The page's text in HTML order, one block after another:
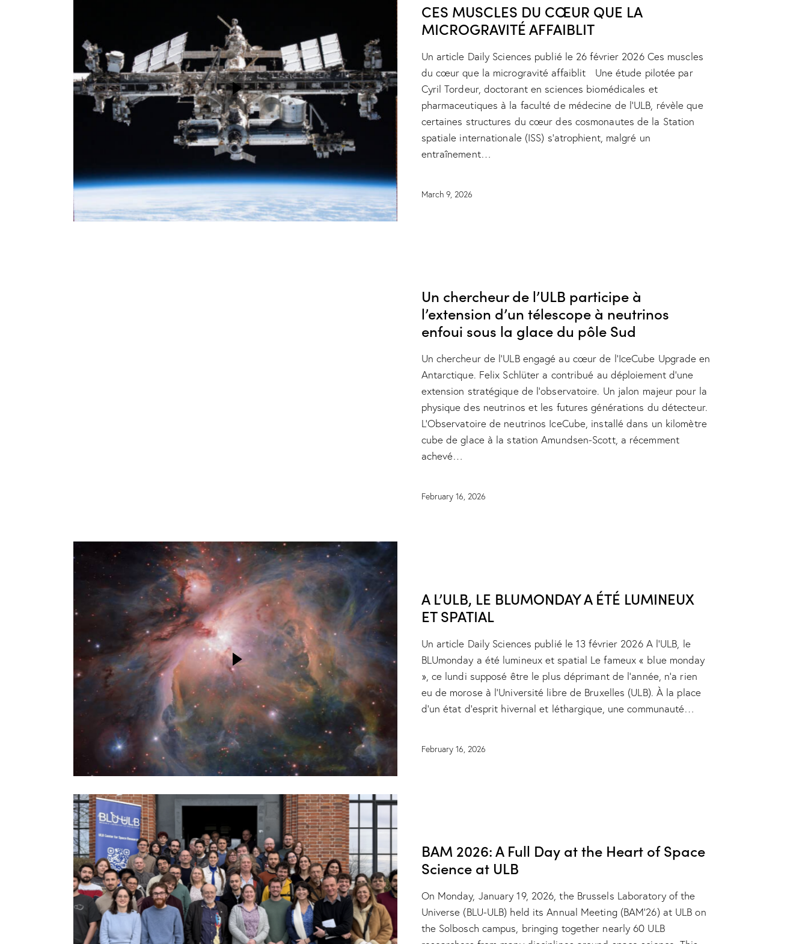
CES MUSCLES DU CŒUR QUE LA
MICROGRAVITÉ AFFAIBLIT
Un article Daily Sciences publié le 26 février 2026 Ces muscles
du cœur que la microgravité affaiblit Une étude pilotée par
Cyril Tordeur, doctorant en sciences biomédicales et
pharmaceutiques à la faculté de médecine de l’ULB, révèle que
certaines structures du cœur des cosmonautes de la Station
spatiale internationale (ISS) s’atrophient, malgré un
entraînement…
March 9, 2026
Un chercheur de l’ULB participe à
l’extension d’un télescope à neutrinos
enfoui sous la glace du pôle Sud
Un chercheur de l’ULB engagé au cœur de l’IceCube Upgrade en
Antarctique. Felix Schlüter a contribué au déploiement d’une
extension stratégique de l’observatoire. Un jalon majeur pour la
physique des neutrinos et les futures générations du détecteur.
L’Observatoire de neutrinos IceCube, installé dans un kilomètre
cube de glace à la station Amundsen-Scott, a récemment
achevé…
February 16, 2026
A L’ULB, LE BLUMONDAY A ÉTÉ LUMINEUX
ET SPATIAL
Un article Daily Sciences publié le 13 février 2026 A l’ULB, le
BLUmonday a été lumineux et spatial Le fameux « blue monday
», ce lundi supposé être le plus déprimant de l’année, n’a rien
eu de morose à l’Université libre de Bruxelles (ULB). À la place
d’un état d’esprit hivernal et léthargique, une communauté…
February 16, 2026
BAM 2026: A Full Day at the Heart of Space
Science at ULB
On Monday, January 19, 2026, the Brussels Laboratory of the
Universe (BLU-ULB) held its Annual Meeting (BAM'26) at ULB on
the Solbosch campus, bringing together nearly 60 ULB